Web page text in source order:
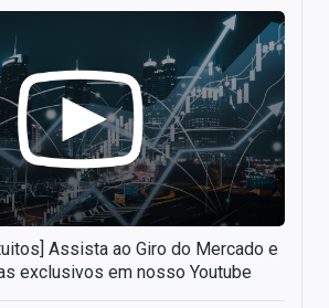
Assista ao Giro do Mercado e
exclusivos em nosso Youtube